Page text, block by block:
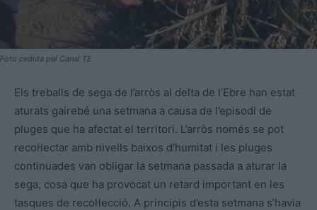
Foto cedida pel Canal TE
Els treballs de sega de l’arròs al delta de l’Ebre han estat
aturats gairebé una setmana a causa de l’episodi de
pluges que ha afectat el territori. L’arròs només se pot
recol·lectar amb nivells baixos d’humitat i les pluges
continuades van obligar la setmana passada a aturar la
sega, cosa que ha provocat un retard important en les
tasques de recol·lecció. A principis d’esta setmana s’havia